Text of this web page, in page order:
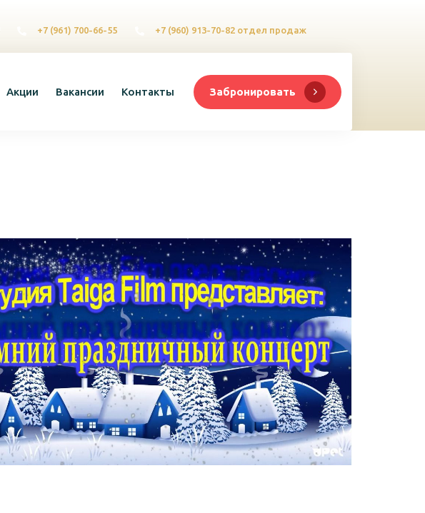
+7 (961) 700-66-55 +7 (960) 913-70-82 отдел продаж
Акции Вакансии Контакты Забронировать